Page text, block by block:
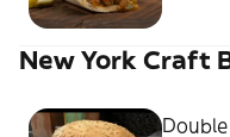
New York Craft